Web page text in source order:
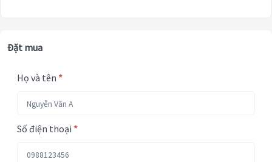
Đặt mua
Họ và tên *
Số điện thoại *